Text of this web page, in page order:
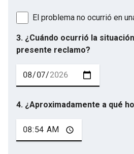
El problema no ocurrió en
3. ¿Cuándo ocurrió la
presente reclamo?
4. ¿Aproximadamente a qué